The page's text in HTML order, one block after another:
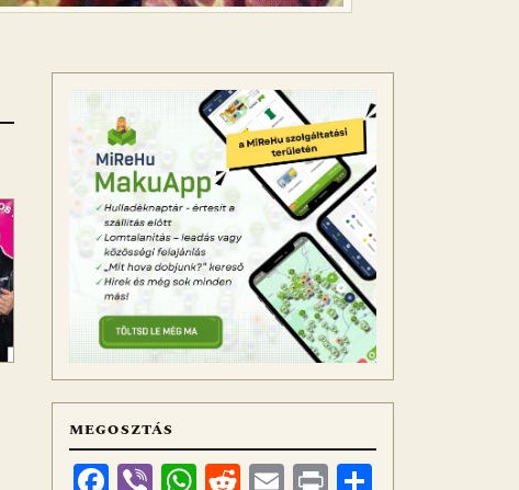
MEGOSZTÁS